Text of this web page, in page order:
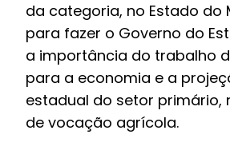
da categoria, no Estado do
para fazer o Governo do
a importância do trabalho
para a economia e a
estadual do setor primário,
de vocação agrícola.